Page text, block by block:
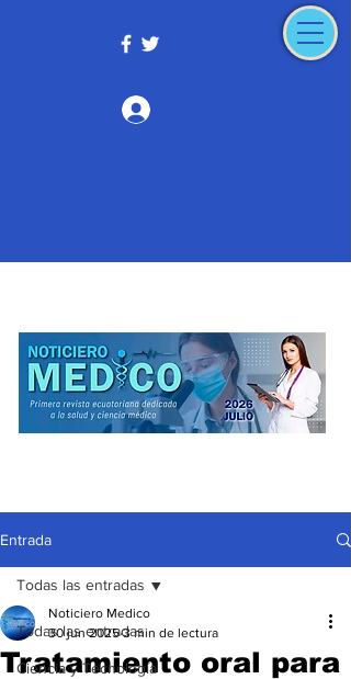
Entrada
Todas las entradas
Ciencia y Tecnología
Todas las entradas
Tratamiento oral para
Noticiero Medico
30 jun 2025 3 min de lectura